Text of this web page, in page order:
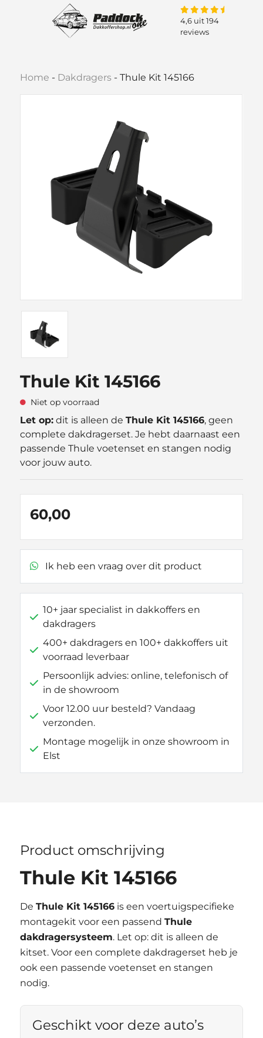
4,6 uit 194
reviews
Home - Dakdragers -Thule Kit 145166
Thule Kit 145166
Niet op voorraad
Let op: dit is alleen deThule Kit 145166, geen
complete dakdragerset. Je hebt daarnaast een
passende Thule voetenset en stangen nodig
voor jouw auto.
60,00
Ik heb een vraag over dit product
10+ jaar specialist in dakkoffers en
dakdragers
400+ dakdragers en 100+ dakkoffers uit
voorraad leverbaar
Persoonlijk advies: online, telefonisch of
in de showroom
Voor 12.00 uur besteld? Vandaag
verzonden.
Montage mogelijk in onze showroom in
Elst
Product omschrijving
Thule Kit 145166
DeThule Kit 145166 is een voertuigspecifieke
montagekit voor een passendThule
dakdragersysteem. Let op: dit is alleen de
kitset. Voor een complete dakdragerset heb je
ook een passende voetenset en stangen
nodig.
Geschikt voor deze auto’s